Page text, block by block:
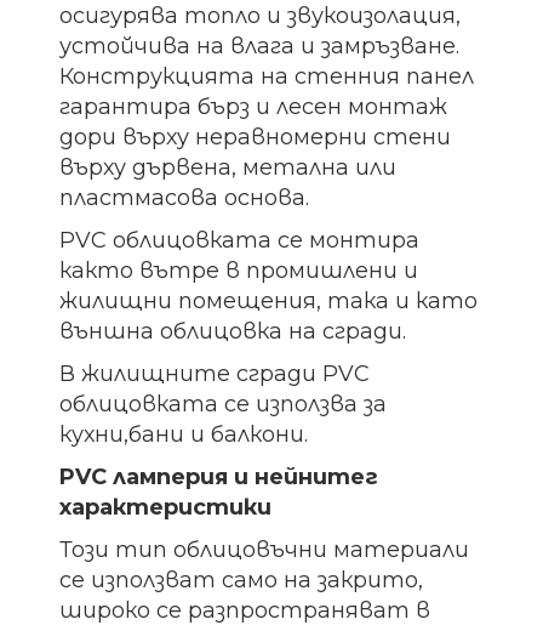
осигурява топло и звукоизолация,
устойчива на влага и замръзване.
Конструкцията на стенния панел
гарантира бърз и лесен монтаж
дори върху неравномерни стени
върху дървена, метална или
пластмасова основа.
PVC облицовката се монтира
както вътре в промишлени и
жилищни помещения, така и като
външна облицовка на сгради.
В жилищните сгради PVC
облицовката се използва за
кухни,бани и балкони.
PVC ламперия и нейнитег
характеристики
Този тип облицовъчни материали
се използват само на закрито,
широко се разпространяват в